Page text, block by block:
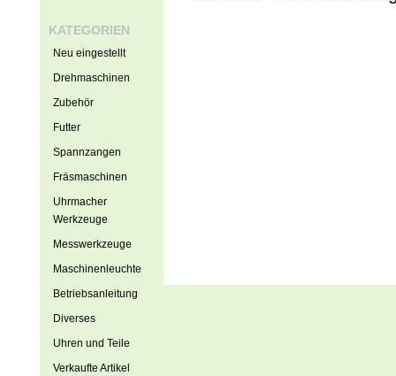
KATEGORIEN
Neu eingestellt
Drehmaschinen
Zubehör
Futter
Spannzangen
Fräsmaschinen
Uhrmacher
Werkzeuge
Messwerkzeuge
Maschinenleuchte
Betriebsanleitung
Diverses
Uhren und Teile
Verkaufte Artikel